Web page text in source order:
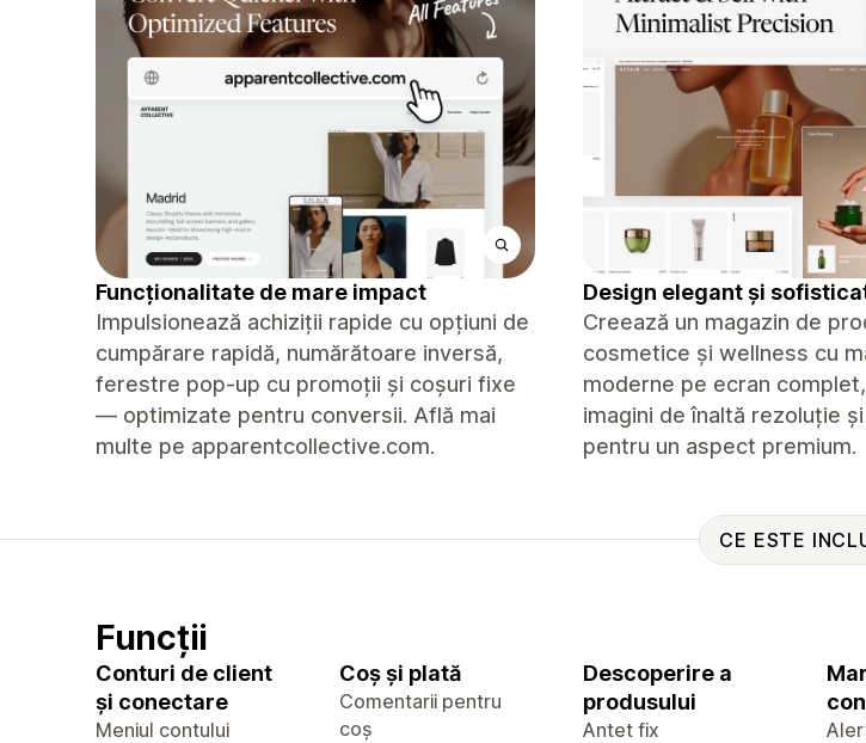
Funcționalitate de mare impact
Impulsionează achiziții rapide cu opțiuni de
cumpărare rapidă, numărătoare inversă,
ferestre pop-up cu promoții și coșuri fixe
— optimizate pentru conversii. Află mai
multe pe apparentcollective.com.
Design elegant și
Creează un magazin de
cosmetice și wellness cu
moderne pe ecran
imagini de înaltă rezoluție
pentru un aspect premium.
CE ESTE
Funcții
Conturi de client
și conectare
Meniul contului
Coș și plată
Comentarii pentru
coș
Descoperire a
produsului
Antet fix